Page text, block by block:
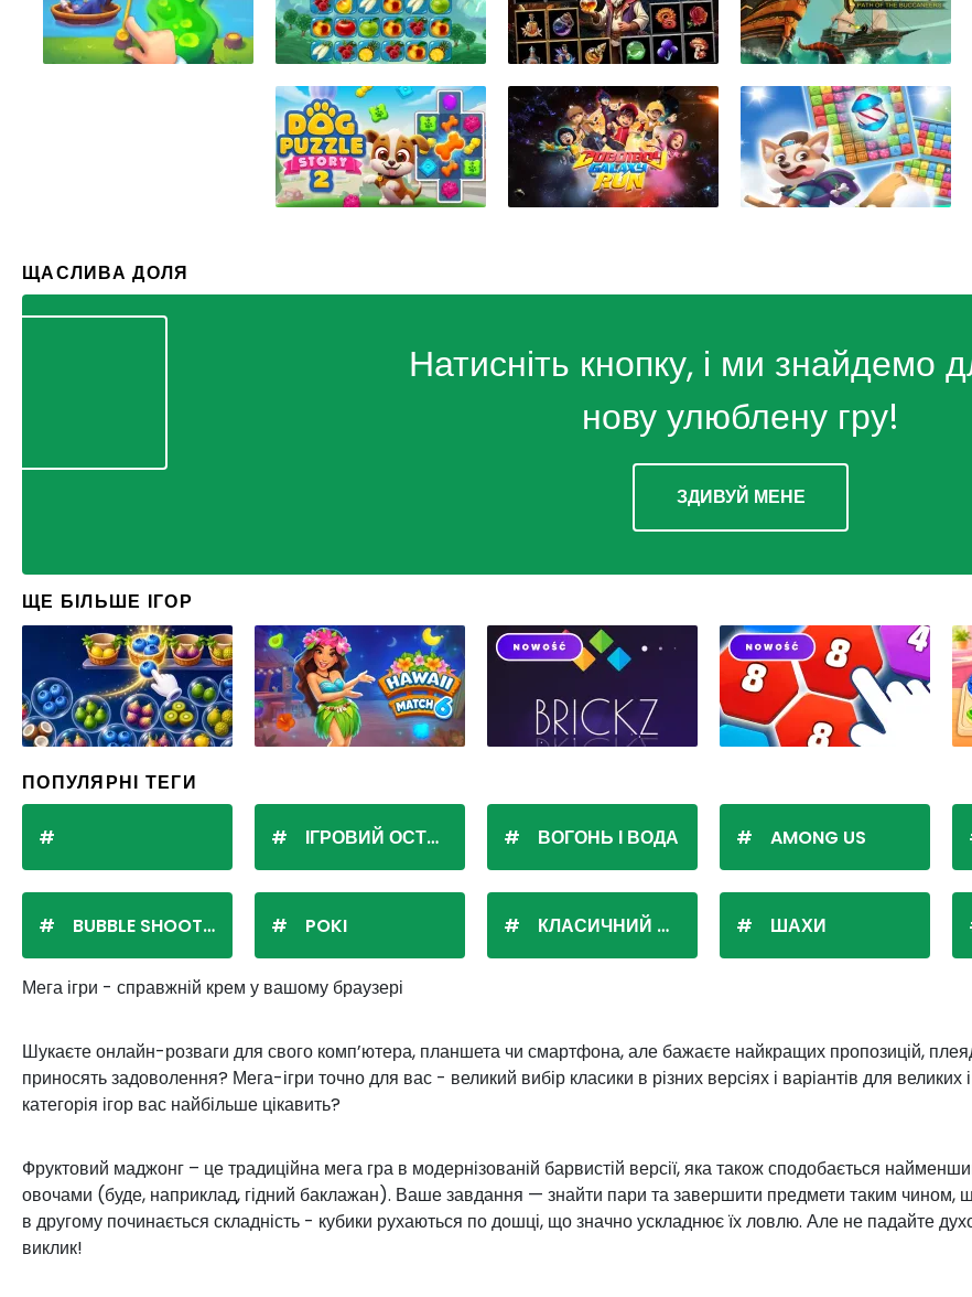
ЩАСЛИВА ДОЛЯ
Натисніть кнопку, і ми знайдемо
нову улюблену гру!
ЗДИВУЙ МЕНЕ
ЩЕ БІЛЬШЕ ІГОР
ПОПУЛЯРНІ ТЕГИ
BUBBLE SHOOTER
ІГРОВИЙ ОСТРІВ
POKI
ВОГОНЬ І ВОДА
КЛАСИЧНИЙ ПАСЬЯНС
AMONG US
ШАХИ
Мега ігри - справжній крем у вашому браузері
Шукаєте онлайн-розваги для свого комп’ютера, планшета чи смартфона, але бажаєте найкращих пропозицій,
приносять задоволення? Мега-ігри точно для вас - великий вибір класики в різних версіях і варіантів для
категорія ігор вас найбільше цікавить?
Фруктовий маджонг – це традиційна мега гра в модернізованій барвистій версії, яка також сподобається
овочами (буде, наприклад, гідний баклажан). Ваше завдання — знайти пари та завершити предмети таким чином,
в другому починається складність - кубики рухаються по дошці, що значно ускладнює їх ловлю. Але не падайте
виклик!